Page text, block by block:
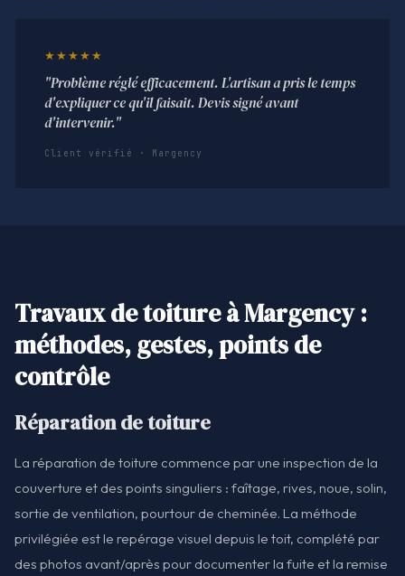
★★★★★
"Problème réglé efficacement. L'artisan a pris le temps
d'expliquer ce qu'il faisait. Devis signé avant
d'intervenir."
Client vérifié · Margency
Travaux de toiture à Margency :
méthodes, gestes, points de
contrôle
Réparation de toiture
La réparation de toiture commence par une inspection de la
couverture et des points singuliers : faîtage, rives, noue, solin,
sortie de ventilation, pourtour de cheminée. La méthode
privilégiée est le repérage visuel depuis le toit, complété par
des photos avant/après pour documenter la fuite et la remise